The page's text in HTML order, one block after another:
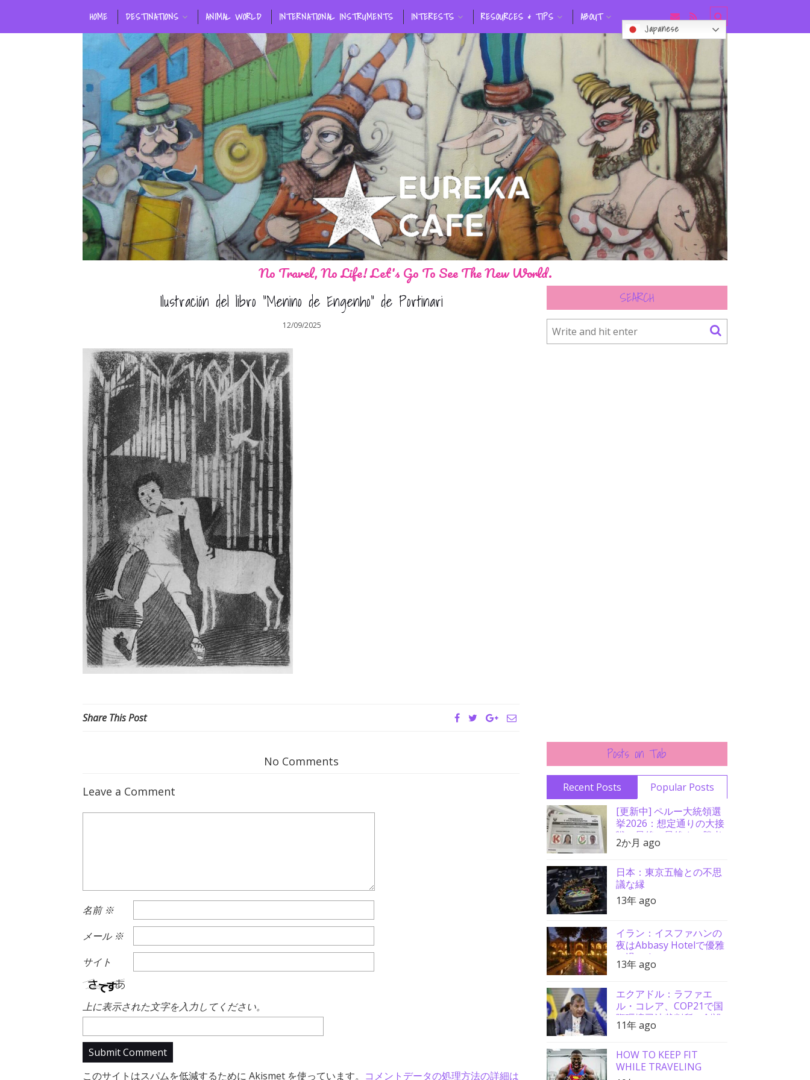
HOME DESTINATIONS ANIMAL WORLD INTERNATIONAL INSTRUMENTS INTERESTS RESOURCES & TIPS
ABOUT
Japanese
No Travel, No Life! Let's Go To See The New World.
Ilustración del libro “Menino de Engenho” de Portinari
12/09/2025
Share This Post
No Comments
Leave a Comment
名前※
メール ※
サイト
上に表示された文字を入力してください。
このサイトはスパムを低減するために Akismet を使っています。 コメントデータの処理方法の詳細は
SEARCH
Posts on Tab
Recent Posts
Popular Posts
[更新中] ペルー大統領選
挙2026：想定通りの大接
戦、最後の最後まで勝者
分からず
2か月 ago
日本：東京五輪との不思
議な縁
13年 ago
イラン：イスファハンの
夜はAbbasy Hotelで優雅
に過ごす
13年 ago
エクアドル：ラファエ
ル・コレア、COP21で国
際環境司法裁判所の創設
を要請
11年 ago
HOW TO KEEP FIT
WHILE TRAVELING